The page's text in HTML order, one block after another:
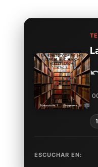
ESCUCHAR EN: